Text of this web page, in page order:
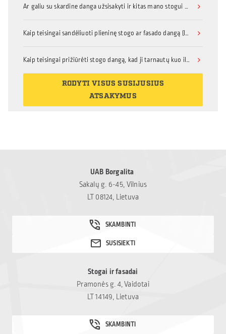
Ar galiu su skardine danga užsisakyti ir kitas mano stogui ar fasadui reikalingas medžiagas, priedus, ar turėčiau dėl to kreiptis kitur?
Kaip teisingai sandėliuoti plieninę stogo ar fasado dangą (lakštinį metalą su organine danga)?
Kaip teisingai prižiūrėti stogo dangą, kad ji tarnautų kuo ilgiau?
RODYTI VISUS SUSIJUSIUS
ATSAKYMUS
UAB Borgalita
Sakalų g. 6-45, Vilnius
LT 08124, Lietuva
Stogai ir fasadai
Pramonės g. 4, Vaidotai
LT 14149, Lietuva